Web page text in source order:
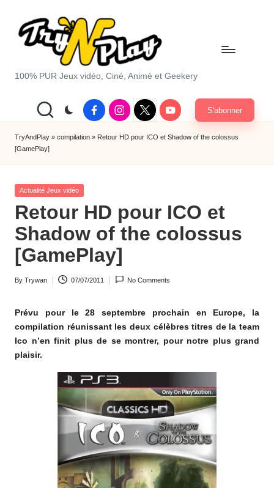
T
y
A
n
d
P
la
y.
c
m
100% PUR Jeux vidéo, Ciné, Animé et Geekery
FacebookInstagram
X
|
Twitter
Youtube S'abonner
TryAndPlay » compilation » Retour HD pour ICO et Shadow of the colossus
[GamePlay]
Posted
Actualité Jeux vidéo
Retour HD pour ICO et
Shadow of the colossus
[GamePlay]
Posted
By Trywan 07/07/2011 No Comments
Prévu pour le 28 septembre prochain en Europe, la
compilation réunissant les deux célèbres titres de la team
Ico n’en finit plus de se montrer, pour notre plus grand
plaisir.